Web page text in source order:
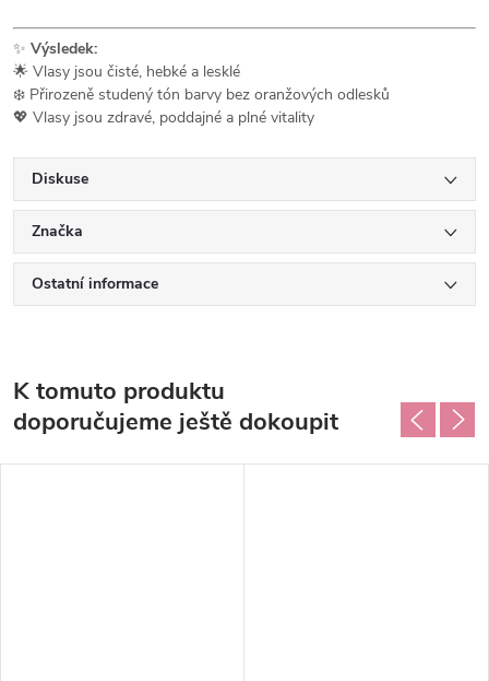
✨ Výsledek:
🌟 Vlasy jsou čisté, hebké a lesklé
❄️ Přirozeně studený tón barvy bez oranžových odlesků
💖 Vlasy jsou zdravé, poddajné a plné vitality
Diskuse
Značka
Ostatní informace
K tomuto produktu
doporučujeme ještě dokoupit